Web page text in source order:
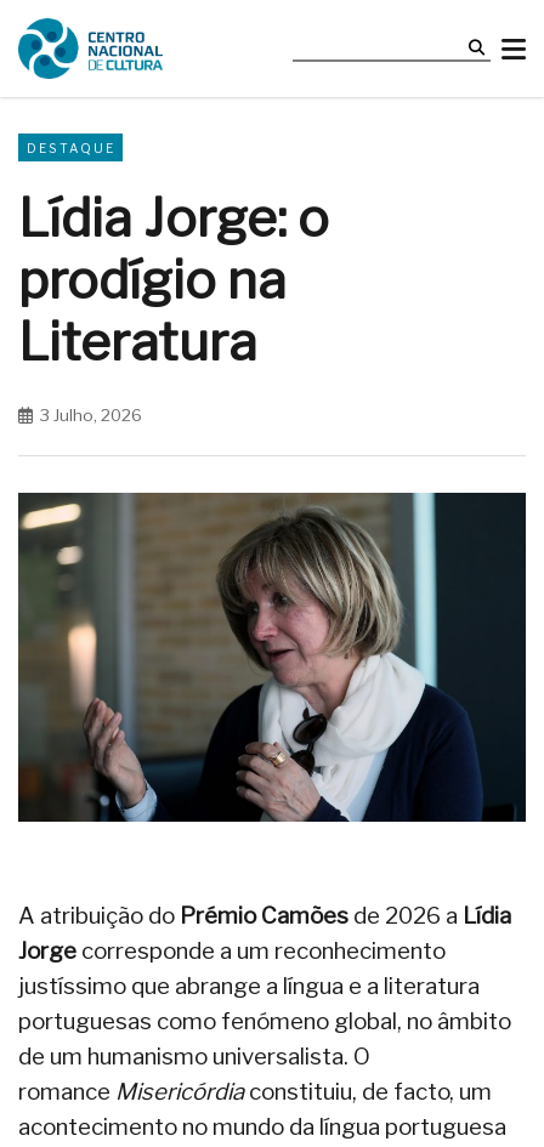
DESTAQUE
Lídia Jorge: o
prodígio na
Literatura
3 Julho, 2026
A atribuição do Prémio Camões de 2026 a Lídia
Jorge corresponde a um reconhecimento
justíssimo que abrange a língua e a literatura
portuguesas como fenómeno global, no âmbito
de um humanismo universalista. O
romance Misericórdiaconstituiu, de facto, um
acontecimento no mundo da língua portuguesa